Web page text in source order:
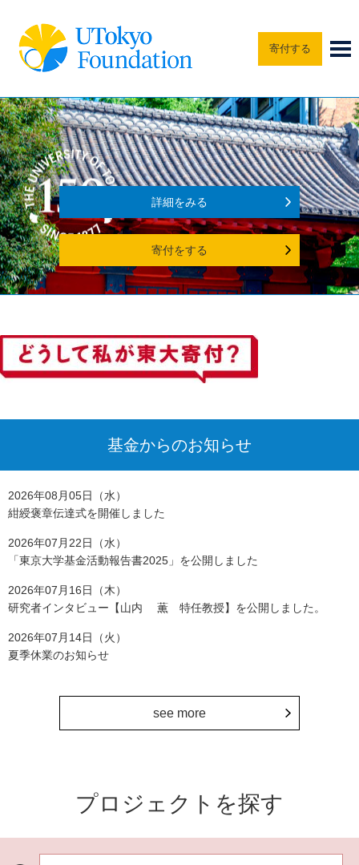
寄付する
詳細をみる
寄付をする
基金からのお知らせ
2026年08月05日（水）
紺綬褒章伝達式を開催しました
2026年07月22日（水）
「東京大学基金活動報告書2025」を公開しました
2026年07月16日（木）
研究者インタビュー【山内 薫 特任教授】を公開しました。
2026年07月14日（火）
夏季休業のお知らせ
see more
プロジェクトを探す